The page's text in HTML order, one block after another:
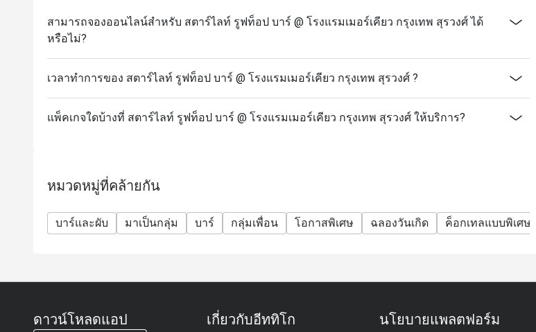
สามารถจองออนไลน์สำหรับ สตาร์ไลท์ รูฟท็อป บาร์ @ โรงแรมเมอร์เคียว กรุงเทพ สุรวงศ์ ได้
หรือไม่?
เวลาทำการของ สตาร์ไลท์ รูฟท็อป บาร์ @ โรงแรมเมอร์เคียว กรุงเทพ สุรวงศ์ ?
แพ็คเกจใดบ้างที่ สตาร์ไลท์ รูฟท็อป บาร์ @ โรงแรมเมอร์เคียว กรุงเทพ สุรวงศ์ ให้บริการ?
หมวดหมู่ที่คล้ายกัน
บาร์และผับ มาเป็นกลุ่ม บาร์ กลุ่มเพื่อน โอกาสพิเศษ ฉลองวันเกิด ค็อกเทลแบบพิเศษ
ดาวน์โหลดแอป เกี่ยวกับอีททิโก นโยบายแพลตฟอร์ม